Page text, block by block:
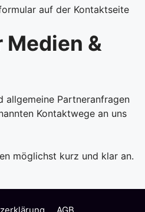
auf der Kontaktseite
&
allgemeine Partneranfragen
Kontaktwege an uns
möglichst kurz und klar an.
AGB